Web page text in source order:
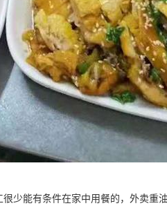
少能有条件在家中用餐的，外卖重